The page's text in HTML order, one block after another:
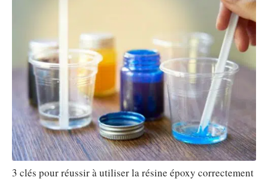
3 clés pour réussir à utiliser la résine époxy correctement